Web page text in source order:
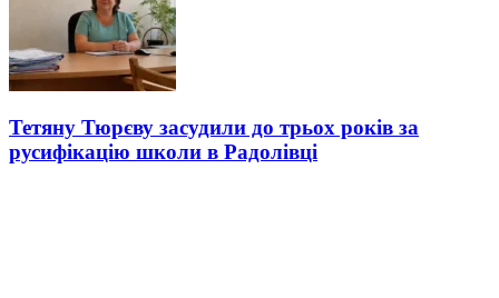
Тетяну Тюрєву засудили до трьох років за
русифікацію школи в Радолівці